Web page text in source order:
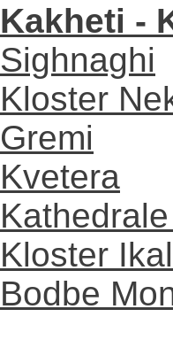
Kakheti -
Sighnaghi
Kloster
Gremi
Kvetera
Kloster
Bodbe